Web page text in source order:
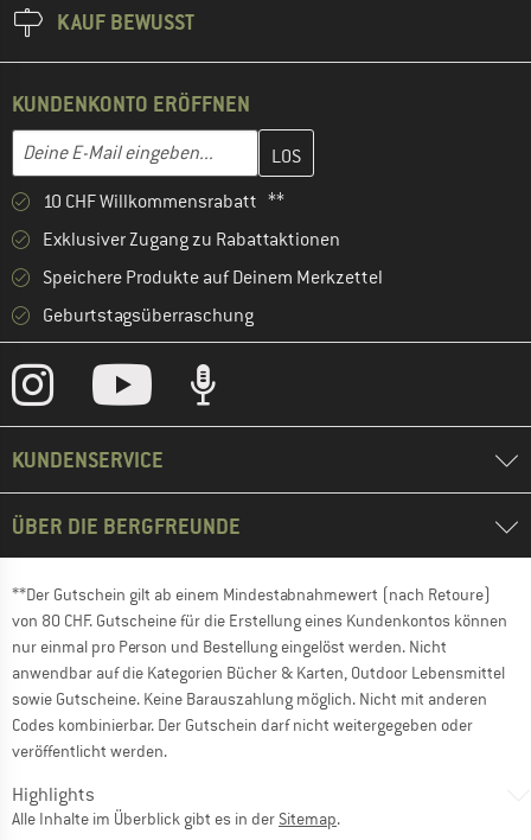
KAUF BEWUSST
KUNDENKONTO ERÖFFNEN
E-Mail-Adresse
Gib hier deine E-Mail-Adresse ein und erstelle im nächsten
10 CHF Willkommensrabatt **
Exklusiver Zugang zu Rabattaktionen
Speichere Produkte auf Deinem Merkzettel
Geburtstagsüberraschung
KUNDENSERVICE
ÜBER DIE BERGFREUNDE
**Der Gutschein gilt ab einem Mindestabnahmewert (nach Retoure)
von 80 CHF. Gutscheine für die Erstellung eines Kundenkontos können
nur einmal pro Person und Bestellung eingelöst werden. Nicht
anwendbar auf die Kategorien Bücher & Karten, Outdoor Lebensmittel
sowie Gutscheine. Keine Barauszahlung möglich. Nicht mit anderen
Codes kombinierbar. Der Gutschein darf nicht weitergegeben oder
veröffentlicht werden.
Highlights
Alle Inhalte im Überblick gibt es in der Sitemap.